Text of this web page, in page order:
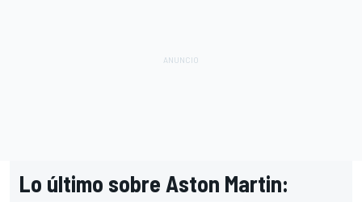
Lo último sobre Aston Martin: